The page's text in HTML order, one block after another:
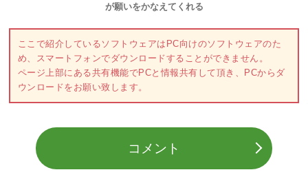
が願いをかなえてくれる
ここで紹介しているソフトウェアはPC向けのソフトウェアのた
め、スマートフォンでダウンロードすることができません。
ページ上部にある共有機能でPCと情報共有して頂き、PCからダ
ウンロードをお願い致します。
コメント